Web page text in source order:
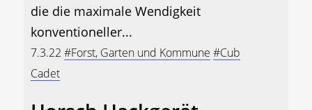
die die maximale Wendigkeit
konventioneller...
7.3.22 #Forst, Garten und Kommune #Cub
Cadet